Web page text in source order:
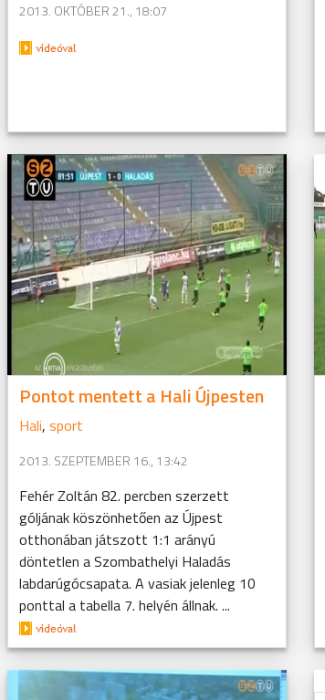
2013. OKTÓBER 21., 18:07
Pontot mentett a Hali Újpesten
Hali, sport
2013. SZEPTEMBER 16., 13:42
Fehér Zoltán 82. percben szerzett
góljának köszönhetően az Újpest
otthonában játszott 1:1 arányú
döntetlen a Szombathelyi Haladás
labdarúgócsapata. A vasiak jelenleg 10
ponttal a tabella 7. helyén állnak. ...